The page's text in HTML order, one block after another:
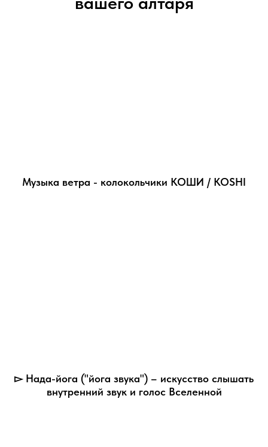
Музыка ветра - колокольчики КОШИ / KOSHI
▻ Нада-йога ("йога звука") – искусство слышать
внутренний звук и голос Вселенной